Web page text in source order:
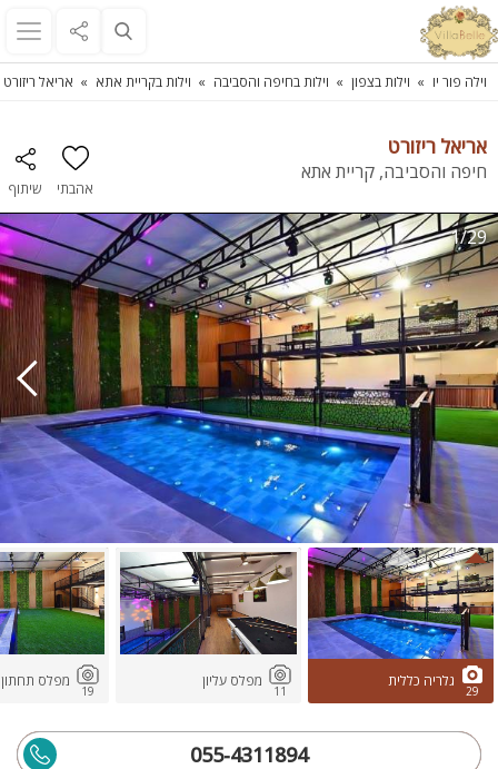
וילה פור יו וילות בצפון וילות בחיפה והסביבה וילות בקריית אתא אריאל ריזורט
אריאל ריזורט
חיפה והסביבה, קריית אתא
אהבתי שיתוף
1/29
29
גלריה כללית
11
מפלס עליון
19
מפלס תחתון
055-4311894